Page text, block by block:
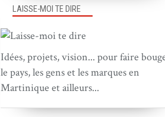
LAISSE-MOI TE DIRE
Idées, projets, vision... pour faire
le pays, les gens et les marques en
Martinique et ailleurs...